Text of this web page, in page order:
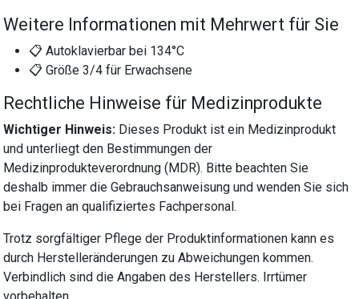
Weitere Informationen mit Mehrwert für Sie
📋 Autoklavierbar bei 134°C
📋 Größe 3/4 für Erwachsene
Rechtliche Hinweise für Medizinprodukte
Wichtiger Hinweis: Dieses Produkt ist ein Medizinprodukt
und unterliegt den Bestimmungen der
Medizinprodukteverordnung (MDR). Bitte beachten Sie
deshalb immer die Gebrauchsanweisung und wenden Sie sich
bei Fragen an qualifiziertes Fachpersonal.
Trotz sorgfältiger Pflege der Produktinformationen kann es
durch Herstelleränderungen zu Abweichungen kommen.
Verbindlich sind die Angaben des Herstellers. Irrtümer
vorbehalten.